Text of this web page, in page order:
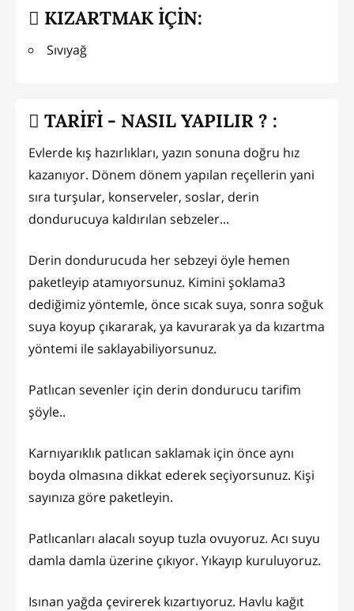
KIZARTMAK İÇİN:
Sıvıyağ
TARİFİ - NASIL YAPILIR ? :
Evlerde kış hazırlıkları, yazın sonuna doğru hız
kazanıyor. Dönem dönem yapılan reçellerin yani
sıra turşular, konserveler, soslar, derin
dondurucuya kaldırılan sebzeler...
Derin dondurucuda her sebzeyi öyle hemen
paketleyip atamıyorsunuz. Kimini şoklama3
dediğimiz yöntemle, önce sıcak suya, sonra soğuk
suya koyup çıkararak, ya kavurarak ya da kızartma
yöntemi ile saklayabiliyorsunuz.
Patlıcan sevenler için derin dondurucu tarifim
şöyle..
Karnıyarıklık patlıcan saklamak için önce aynı
boyda olmasına dikkat ederek seçiyorsunuz. Kişi
sayınıza göre paketleyin.
Patlıcanları alacalı soyup tuzla ovuyoruz. Acı suyu
damla damla üzerine çıkıyor. Yıkayıp kuruluyoruz.
Isınan yağda çevirerek kızartıyoruz. Havlu kağıt